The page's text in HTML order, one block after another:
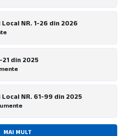
NR. 1-26 din 2026
21 din 2025
NR. 61-99 din 2025
MAI MULT